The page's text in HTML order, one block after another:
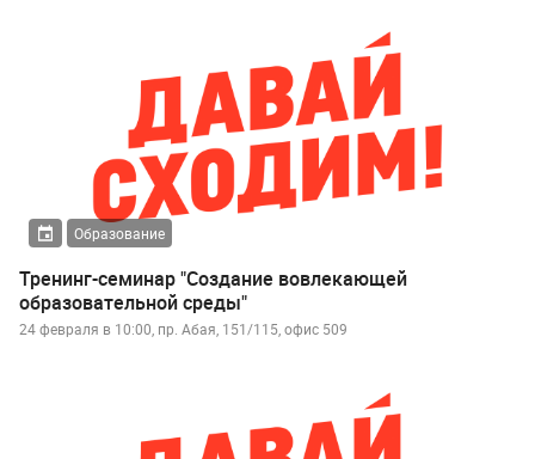
Образование
Тренинг-семинар "Создание вовлекающей
образовательной среды"
24 февраля в 10:00, пр. Абая, 151/115, офис 509